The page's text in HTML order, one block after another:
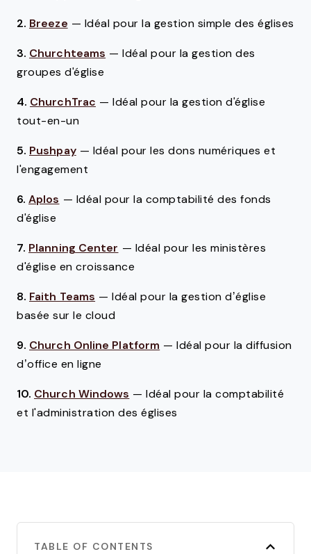
2. Breeze — Idéal pour la gestion simple des églises
3. Churchteams —Idéal pour la gestion des
groupes d'église
4. ChurchTrac — Idéal pour la gestion d'église
tout-en-un
5. Pushpay — Idéal pour les dons numériques et
l'engagement
6. Aplos — Idéal pour la comptabilité des fonds
d'église
7. Planning Center — Idéal pour les ministères
d'église en croissance
8. Faith Teams —Idéal pour la gestion d’église
basée sur le cloud
9. Church Online Platform —Idéal pour la diffusion
d’office en ligne
10. Church Windows —Idéal pour la comptabilité
et l'administration des églises
TABLE OF CONTENTS